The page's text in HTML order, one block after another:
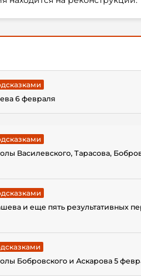
6 февраля
Василевского, Тарасова,
и еще пять результативных
Бобровского и Аскарова 5